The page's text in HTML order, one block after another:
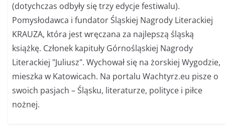
(dotychczas odbyły się trzy edycje festiwalu).
Pomysłodawca i fundator Śląskiej Nagrody Literackiej
KRAUZA, która jest wręczana za najlepszą śląską
książkę. Członek kapituły Górnośląskiej Nagrody
Literackiej "Juliusz". Wychował się na żorskiej Wygodzie,
mieszka w Katowicach. Na portalu Wachtyrz.eu pisze o
swoich pasjach – Śląsku, literaturze, polityce i piłce
nożnej.